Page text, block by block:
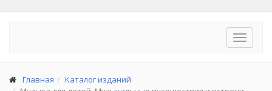
Toggle
Главная
Каталог изданий